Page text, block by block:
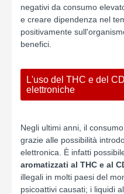
negativi da consumo
e creare dipendenza nel
positivamente
benefici.
L'uso del THC e del
elettroniche
Negli ultimi anni, il
grazie alle possibilità
elettronica. È infatti
aromatizzati al THC e al
illegali in molti paesi del
psicoattivi causati; i liquidi